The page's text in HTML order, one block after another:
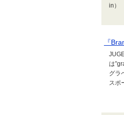
in）
『
は
グラ
スポ